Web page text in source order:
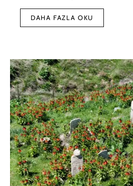
DAHA FAZLA OKU